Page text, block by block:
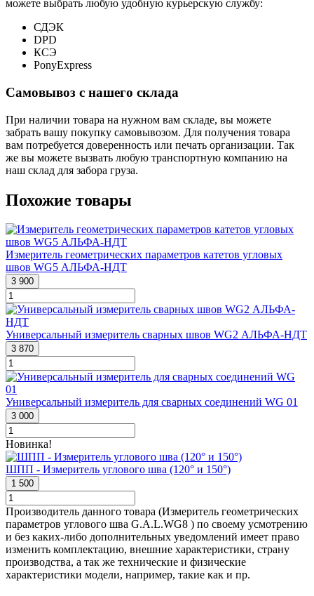
можете выбрать любую удобную курьерскую службу:
СДЭК
DPD
КСЭ
PonyExpress
Самовывоз с нашего склада
При наличии товара на нужном вам складе, вы можете
забрать вашу покупку самовывозом. Для получения товара
вам потребуется доверенность или печать организации. Так
же вы можете вызвать любую транспортную компанию на
наш склад для забора груза.
Похожие товары
Измеритель геометрических параметров катетов угловых
швов WG5 АЛЬФА-НДТ
3 900
Универсальный измеритель сварных швов WG2 АЛЬФА-НДТ
3 870
Универсальный измеритель для сварных соединений WG 01
3 000
Новинка!
ШПП - Измеритель углового шва (120° и 150°)
1 500
Производитель данного товара (Измеритель геометрических
параметров углового шва G.A.L.WG8 ) по своему усмотрению
и без каких-либо дополнительных уведомлений имеет право
изменить комплектацию, внешние характеристики, страну
производства, а так же технические и физические
характеристики модели, например, такие как и пр.